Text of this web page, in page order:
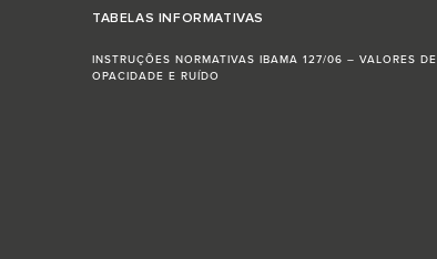
TABELAS INFORMATIVAS
INSTRUÇÕES NORMATIVAS IBAMA 127/06 – VALORES DE
OPACIDADE E RUÍDO